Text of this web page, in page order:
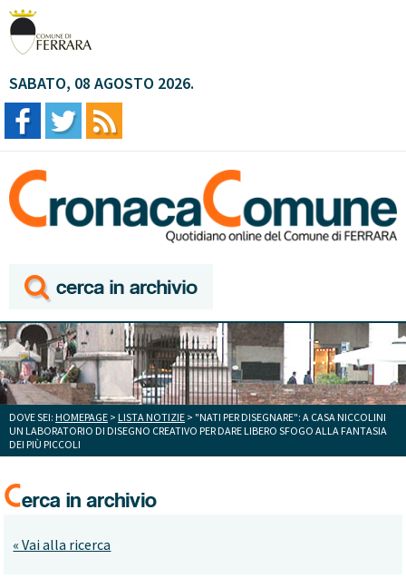
SABATO, 08 AGOSTO 2026.
DOVE SEI: HOMEPAGE > LISTA NOTIZIE > "NATI PER DISEGNARE": A CASA NICCOLINI
UN LABORATORIO DI DISEGNO CREATIVO PER DARE LIBERO SFOGO ALLA FANTASIA
DEI PIÙ PICCOLI
« Vai alla ricerca